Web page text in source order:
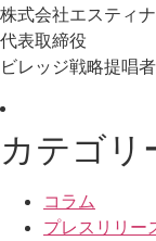
株式会社エスティ
代表取締役
ビレッジ戦略提唱者
カテゴリ
コラム
プレスリリー